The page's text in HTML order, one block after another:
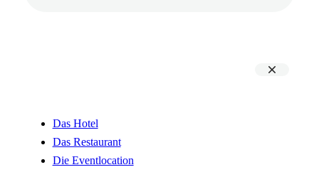
Das Hotel
Das Restaurant
Die Eventlocation